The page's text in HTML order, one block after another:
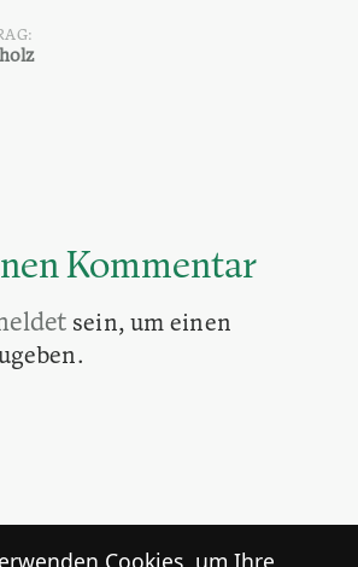
Kommentar
sein, um einen
Cookies, um Ihre